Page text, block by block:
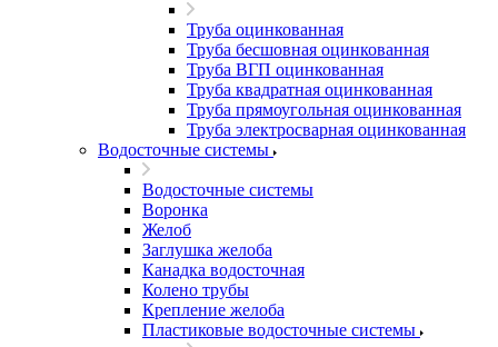
Труба оцинкованная
Труба бесшовная оцинкованная
Труба ВГП оцинкованная
Труба квадратная оцинкованная
Труба прямоугольная оцинкованная
Труба электросварная оцинкованная
Водосточные системы
Водосточные системы
Воронка
Желоб
Заглушка желоба
Канадка водосточная
Колено трубы
Крепление желоба
Пластиковые водосточные системы